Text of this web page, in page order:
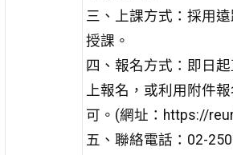
三、上課方式：採用
授課。
四、報名方式：即日
上報名，或利用附件
可。(網址：https://
五、聯絡電話：02-